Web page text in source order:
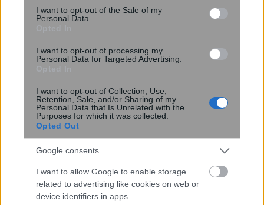
consent section.
I want to opt-out of the Sale of my
Personal Data.
I want to opt-out of processing my
Personal Data for Targeted Advertising.
I want to opt-out of Collection, Use,
Retention, Sale, and/or Sharing of my
Personal Data that Is Unrelated with the
Purposes for which it was collected.
Opted Out
Google consents
I want to allow Google to enable storage
related to advertising like cookies on web or
device identifiers in apps.
που μπορεί να βελτιώσει τα